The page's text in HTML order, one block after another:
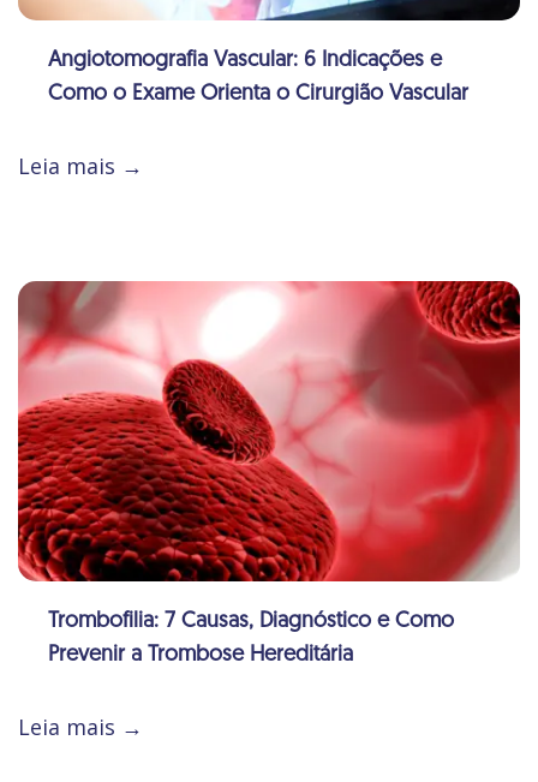
Angiotomografia Vascular: 6 Indicações e
Como o Exame Orienta o Cirurgião Vascular
Leia mais →
Trombofilia: 7 Causas, Diagnóstico e Como
Prevenir a Trombose Hereditária
Leia mais →